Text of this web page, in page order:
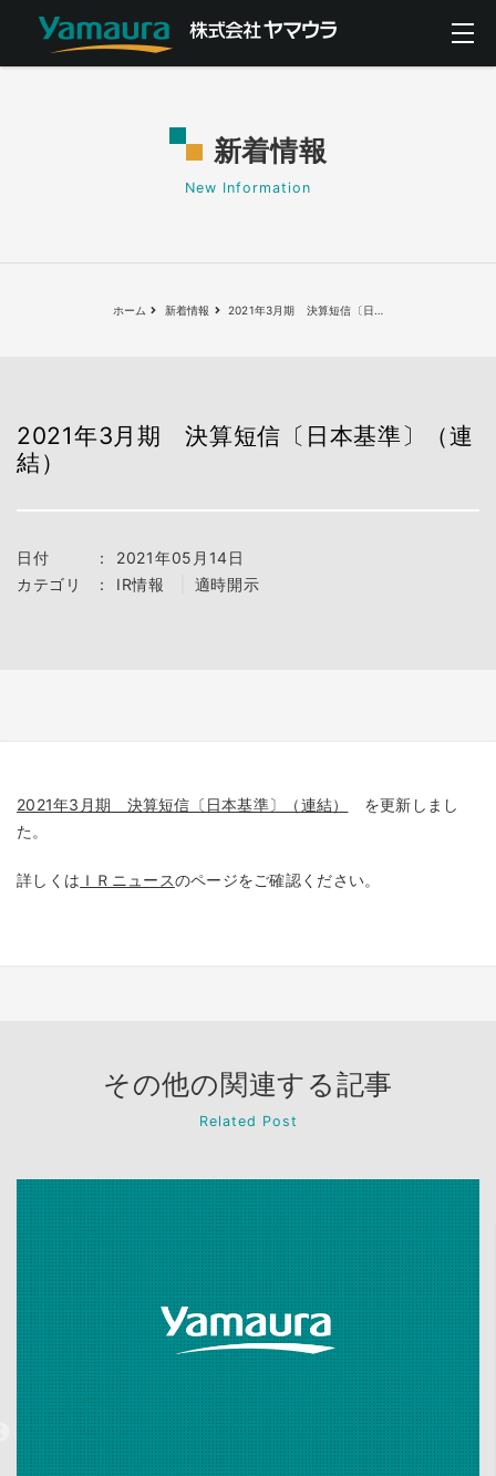
新着情報
New Information
ホーム 新着情報 2021年3月期 決算短信〔日
2021年3月期 決算短信〔日本基準〕（連
結）
日付 ：
2021年05月14日
カテゴリ
： IR情報 適時開示
2021年3月期 決算短信〔日本基準〕（連結）
を更新しまし
た。
詳しくは ＩＲニュースのページをご確認ください。
その他の関連する記事
Related Post